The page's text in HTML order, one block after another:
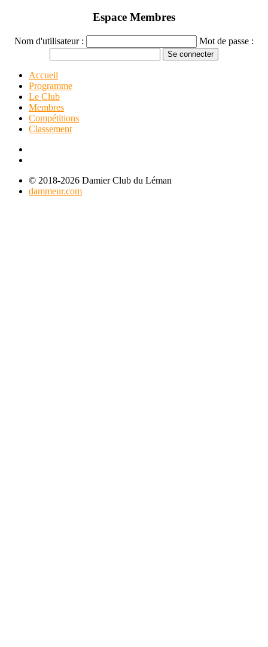
Espace Membres
Nom d'utilisateur : Mot de passe :
Accueil
Programme
Le Club
Membres
Compétitions
Classement
© 2018-2026 Damier Club du Léman
dammeur.com